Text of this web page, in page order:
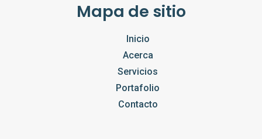
Mapa de sitio
Inicio
Acerca
Servicios
Portafolio
Contacto